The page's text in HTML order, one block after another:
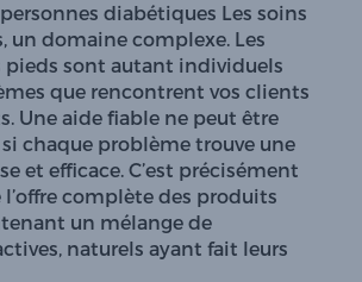
diabétiques Les soins
un domaine complexe. Les
pieds sont autant individuels
que rencontrent vos clients
Une aide fiable ne peut être
chaque problème trouve une
et efficace. C’est précisément
l’offre complète des produits
un mélange de
naturels ayant fait leurs